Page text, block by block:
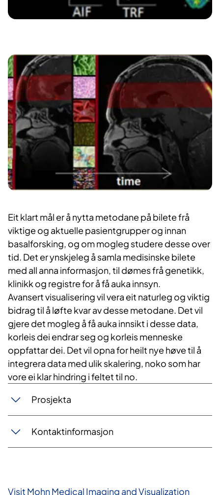
Eit klart mål er å nytta metodane på bilete frå
viktige og aktuelle pasientgrupper og innan
basalforsking, og om mogleg studere desse over
tid. Det er ynskjeleg å samla medisinske bilete
med all anna informasjon, til dømes frå genetikk,
klinikk og registre for å få auka innsyn.
Avansert visualisering vil vera eit naturleg og viktig
bidrag til å løfte kvar av desse metodane. Det vil
gjere det mogleg å få auka innsikt i desse data,
korleis dei endrar seg og korleis menneske
oppfattar dei. Det vil opna for heilt nye høve til å
integrera data med ulik skalering, noko som har
vore ei klar hindring i feltet til no.
Prosjekta
Kontaktinformasjon
Visit Mohn Medical Imaging and Visualization